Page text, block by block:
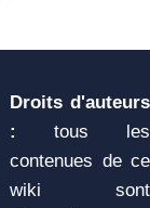
Droits d'auteurs
:
tous les
contenues de ce
wiki sont